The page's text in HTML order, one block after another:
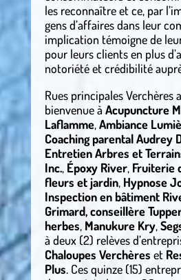
les reconnaître et ce, par
gens d’affaires dans leur
implication témoigne de
pour leurs clients en plus
notoriété et crédibilité
Rues principales Verchères
bienvenue à Acupuncture
Laflamme,Ambiance
Coaching parental Audrey
Entretien Arbres et
Inc., Époxy River, Fruiterie
fleurs et jardin, Hypnose
Inspection en bâtiment
Grimard, conseillère
herbes, Manukure Kry,
à deux (2) relèves
Chaloupes Verchères et
Plus. Ces quinze (15)